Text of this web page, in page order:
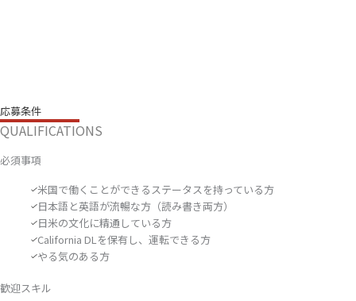
応募条件
QUALIFICATIONS
必須事項
米国で働くことができるステータスを持っている方
日本語と英語が流暢な方（読み書き両方）
日米の文化に精通している方
California DLを保有し、運転できる方
やる気のある方
歓迎スキル